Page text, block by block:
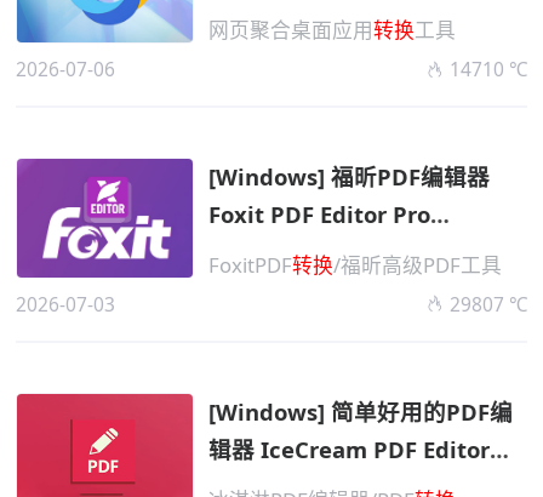
便携版
网页聚合桌面应用转换工具
2026-07-06 14710 ℃
[Windows] 福昕PDF编辑器
Foxit PDF Editor Pro
v2026.1.2.36540 高级直装专
FoxitPDF转换/福昕高级PDF工具
2026-07-03 29807 ℃
[Windows] 简单好用的PDF编
辑器 IceCream PDF Editor
Pro v3.32 便携版